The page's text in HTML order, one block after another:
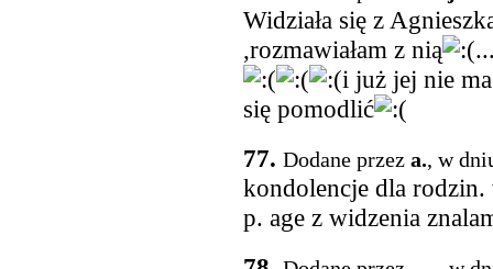
Widziała się z
,rozmawiałam z nią
i już jej nie
się pomodlić
77. Dodane przez a., w
kondolencje dla
p. age z widzenia